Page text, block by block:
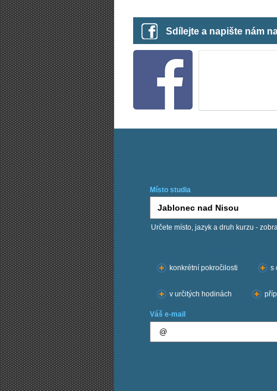
Sdílejte a napište nám
Místo studia
Určete místo, jazyk a druh kurzu -
konkrétní pokročilosti
s
v určitých hodinách
Váš e-mail